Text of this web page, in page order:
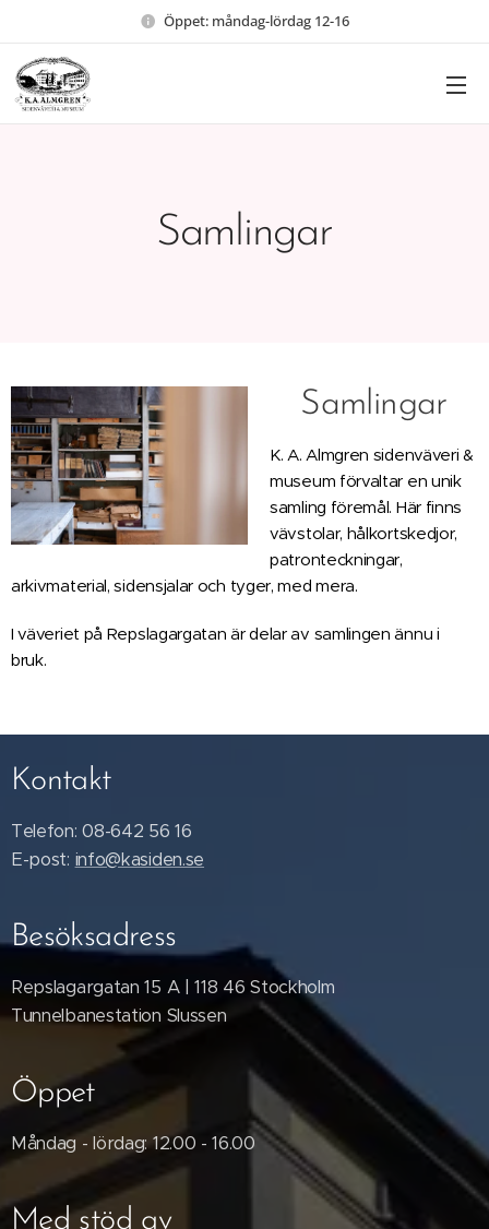
Öppet: måndag-lördag 12-16
Samlingar
Samlingar
K. A. Almgren sidenväveri &
museum förvaltar en unik
samling föremål. Här finns
vävstolar, hålkortskedjor,
patronteckningar,
arkivmaterial, sidensjalar och tyger, med mera.
I väveriet på Repslagargatan är delar av samlingen ännu i
bruk.
Kontakt
Telefon: 08-642 56 16
E-post: info@kasiden.se
Besöksadress
Repslagargatan 15 A | 118 46 Stockholm
Tunnelbanestation Slussen
Öppet
Måndag - lördag: 12.00 - 16.00
Med stöd av